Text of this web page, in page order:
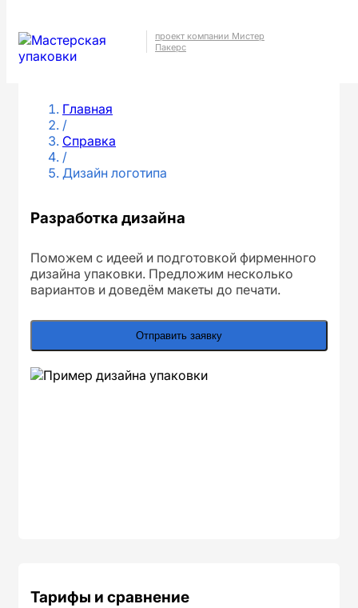
проект компании Мистер
Пакерс
Главная
/
Справка
/
Дизайн логотипа
Разработка дизайна
Поможем с идеей и подготовкой фирменного
дизайна упаковки. Предложим несколько
вариантов и доведём макеты до печати.
Отправить заявку
Тарифы и сравнение